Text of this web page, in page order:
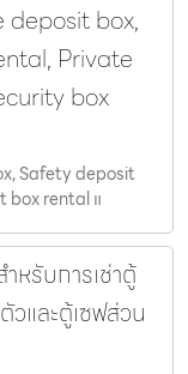
deposit box,
Private
box
Safety deposit
box rental แ
หรับการเช่าตู้
วและตู้เซฟส่วน